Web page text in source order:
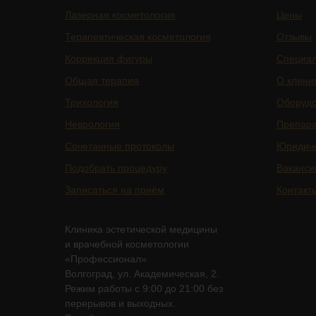
Лазерная косметология
Терапевтическая косметология
Коррекция фигуры
Общая терапия
Трихология
Неврология
Сочетанные протоколы
Подобрать процедуру
Записаться на приём
Цены
Отзывы
О
Клиника эстетической медицины
и врачебной косметологии
«Профессионал»
Волгоград, ул. Академическая, 2.
Режим работы с 9:00 до 21:00 без
перерывов и выходных.